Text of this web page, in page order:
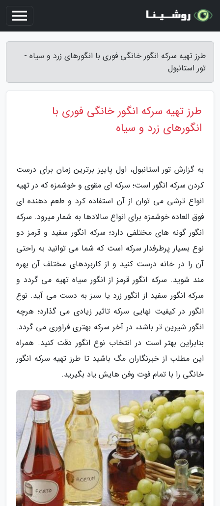
طرز تهیه سرکه انگور خانگی فوری با انگورهای زرد و سیاه -
تور استانبول
طرز تهیه سرکه انگور خانگی فوری با
انگورهای زرد و سیاه
به گزارش تور استانبول، اول پاییز برترین زمان برای درست
کردن سرکه انگور است؛ سرکه ای مقوی و خوشمزه که در تهیه
انواع ترشی می توان از آن استفاده کرد و طعم دهنده ای
فوق العاده خوشمزه برای انواع سالادها به شمار میرود. سرکه
انگور گونه های مختلفی دارد؛ سرکه انگور سفید و قرمز دو
نوع بسیار پرطرفدار سرکه است که شما می توانید به راحتی
آن را در خانه درست کنید و از کاربردهای مختلف آن بهره
مند شوید. سرکه انگور قرمز از انگور سیاه تهیه می گردد و
سرکه انگور سفید از انگور زرد یا سبز به دست می آید. نوع
انگور در کیفیت نهایی سرکه تاثیر زیادی می گذارد؛ هرچه
انگور شیرین تر باشد، در آخر سرکه بهتری فراوری می گردد.
بنابراین بهتر است در انتخاب نوع انگور دقت کنید. همراه
این مطلب از خبرنگاران مگ باشید تا طرز تهیه سرکه انگور
خانگی را با تمام فوت وفن هایش یاد بگیرید.